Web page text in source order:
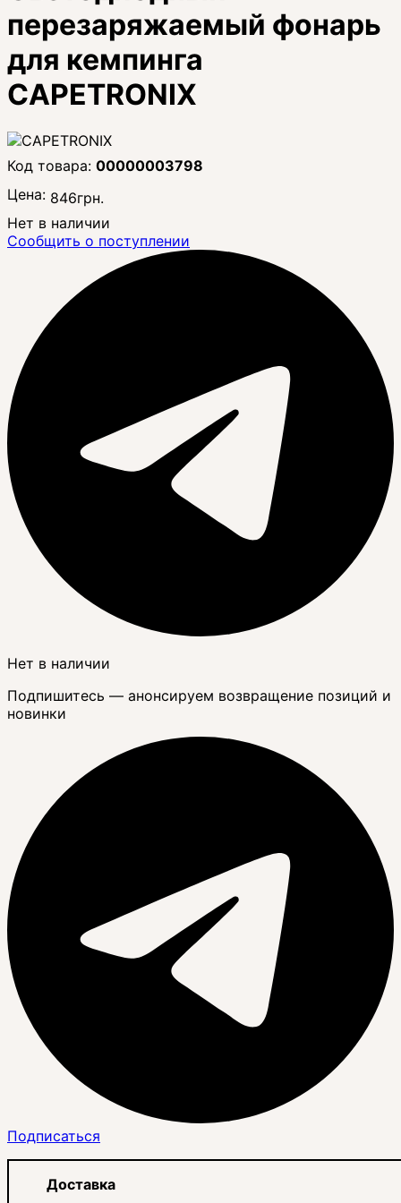
перезаряжаемый фонарь
для кемпинга
CAPETRONIX
00000003798
Цена: 846грн.
Нет в наличии
Сообщить о поступлении
Нет в наличии
Подпишитесь — анонсируем возвращение позиций и
новинки
Подписаться
Доставка